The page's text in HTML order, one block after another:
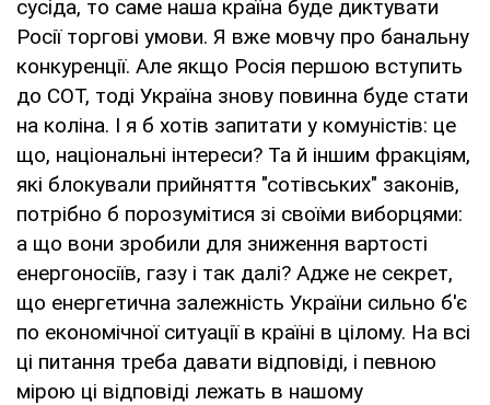
сусіда, то саме наша країна буде диктувати
Росії торгові умови. Я вже мовчу про банальну
конкуренції. Але якщо Росія першою вступить
до СОТ, тоді Україна знову повинна буде стати
на коліна. І я б хотів запитати у комуністів: це
що, національні інтереси? Та й іншим фракціям,
які блокували прийняття "сотівських" законів,
потрібно б порозумітися зі своїми виборцями:
а що вони зробили для зниження вартості
енергоносіїв, газу і так далі? Адже не секрет,
що енергетична залежність України сильно б'є
по економічної ситуації в країні в цілому. На всі
ці питання треба давати відповіді, і певною
мірою ці відповіді лежать в нашому